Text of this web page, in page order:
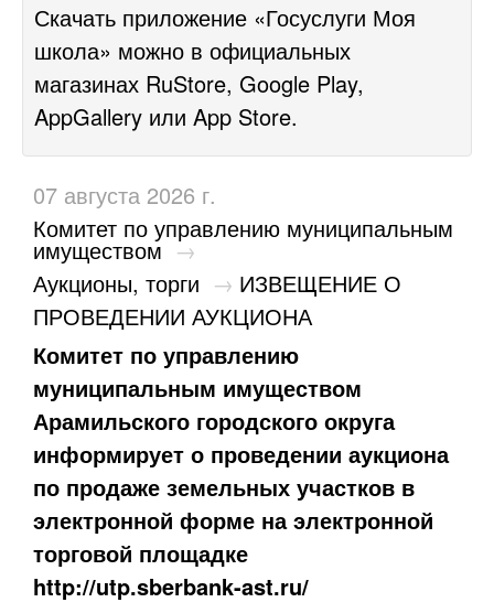
Скачать приложение «Госуслуги Моя
школа» можно в официальных
магазинах RuStore, Google Play,
AppGallery или App Store.
07 августа 2026 г.
Комитет по управлению муниципальным
имуществом →
Аукционы, торги → ​ИЗВЕЩЕНИЕ О
ПРОВЕДЕНИИ АУКЦИОНА
Комитет по управлению
муниципальным имуществом
Арамильского городского округа
информирует о проведении аукциона
по продаже земельных участков в
электронной форме на электронной
торговой площадке
http://utp.sberbank-ast.ru/